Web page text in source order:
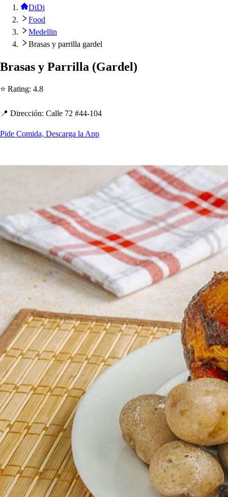
DiDi
Food
Medellin
Brasas y parrilla gardel
Brasas y Parrilla (Gardel)
⭐ Rating: 4.8
📍 Dirección: Calle 72 #44-104
Pide Comida, Descarga la App